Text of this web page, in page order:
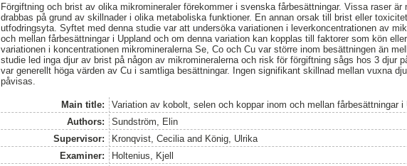
Förgiftning och brist av olika mikromineraler förekommer i svenska fårbesättningar. Vissa raser är
drabbas på grund av skillnader i olika metaboliska funktioner. En annan orsak till brist eller
utfodringsyta. Syftet med denna studie var att undersöka variationen i leverkoncentrationen av
och mellan fårbesättningar i Uppland och om denna variation kan kopplas till faktorer som kön
variationen i koncentrationen mikromineralerna Se, Co och Cu var större inom besättningen än
studie led inga djur av brist på någon av mikromineralerna och risk för förgiftning sågs hos 3 djur
var generellt höga värden av Cu i samtliga besättningar. Ingen signifikant skillnad mellan vuxna
påvisas.
Main title:
Variation av kobolt, selen och koppar inom och mellan fårbesättningar i
Authors:
Sundström, Elin
Supervisor:
Kronqvist, Ceciliaand König, Ulrika
Examiner:
Holtenius, Kjell